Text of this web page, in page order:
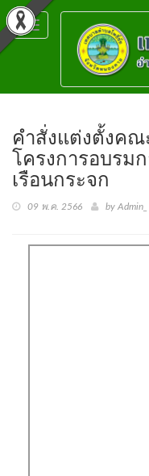
Toggle
navigation
คำสั่งแต่งตั้งคณ
โครงการอบรม
เรือนกระจก
09 พ.ค. 2566 by Admin_